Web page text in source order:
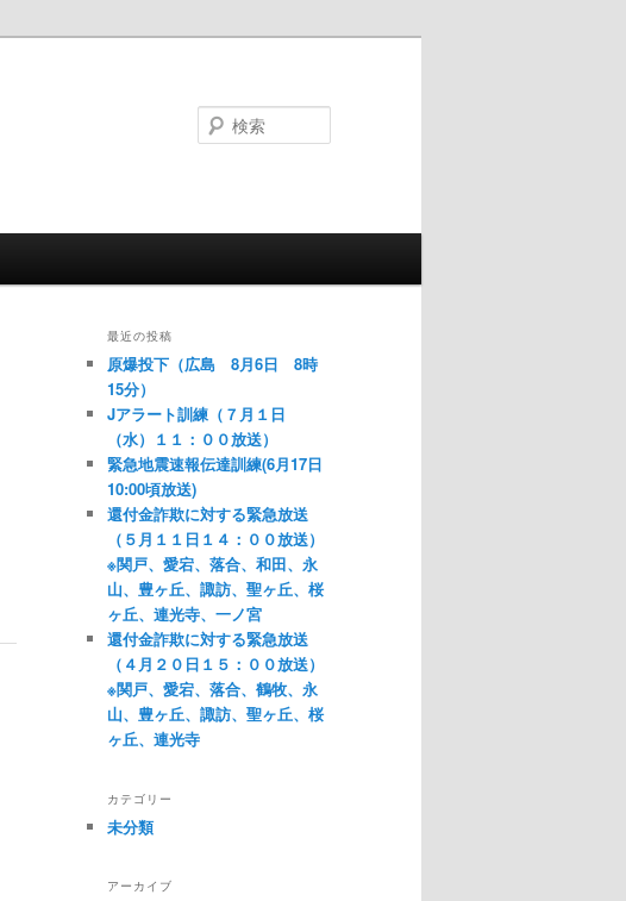
最近の投稿
原爆投下（広島 8月6日 8時
15分）
Jアラート訓練（７月１日
（水）１１：００放送）
緊急地震速報伝達訓練(6月17日
10:00頃放送)
還付金詐欺に対する緊急放送
（５月１１日１４：００放送）
※関戸、愛宕、落合、和田、永
山、豊ヶ丘、諏訪、聖ヶ丘、桜
ヶ丘、連光寺、一ノ宮
還付金詐欺に対する緊急放送
（４月２０日１５：００放送）
※関戸、愛宕、落合、鶴牧、永
山、豊ヶ丘、諏訪、聖ヶ丘、桜
ヶ丘、連光寺
カテゴリー
未分類
アーカイブ